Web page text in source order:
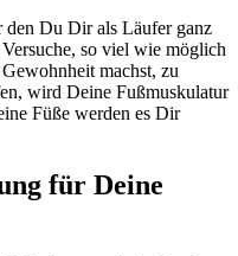
den Du Dir als Läufer ganz
so viel wie möglich
machst, zu
wird Deine Fußmuskulatur
Füße werden es Dir
für Deine